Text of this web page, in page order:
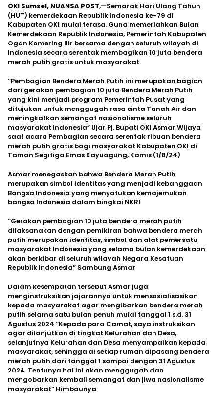
OKI Sumsel, NUANSA POST,—Semarak Hari Ulang Tahun
(HUT) kemerdekaan Republik Indonesia ke-79 di
Kabupaten OKI mulai terasa. Guna memeriahkan Bulan
Kemerdekaan Republik Indonesia, Pemerintah Kabupaten
Ogan Komering Ilir bersama dengan seluruh wilayah di
Indonesia secara serentak membagikan 10 juta bendera
merah putih gratis untuk masyarakat
“Pembagian Bendera Merah Putih ini merupakan bagian
dari gerakan pembagian 10 juta Bendera Merah Putih
yang kini menjadi program Pemerintah Pusat yang
ditujukan untuk menggugah rasa cinta Tanah Air dan
meningkatkan semangat nasionalisme seluruh
masyarakat Indonesia” Ujar Pj. Bupati OKI Asmar Wijaya
saat acara Pembagian secara serentak ribuan bendera
merah putih gratis bagi masyarakat Kabupaten OKI di
Taman Segitiga Emas Kayuagung, Kamis (1/8/24)
Asmar menegaskan bahwa Bendera Merah Putih
merupakan simbol identitas yang menjadi kebanggaan
Bangsa Indonesia yang menyatukan kemajemukan
bangsa Indonesia dalam bingkai NKRI
“Gerakan pembagian 10 juta bendera merah putih
dilaksanakan dengan pemikiran bahwa bendera merah
putih merupakan identitas, simbol dan alat pemersatu
masyarakat Indonesia yang selama bulan kemerdekaan
akan berkibar di seluruh wilayah Negara Kesatuan
Republik Indonesia” Sambung Asmar
Dalam kesempatan tersebut Asmar juga
menginstruksikan jajarannya untuk mensosialisasikan
kepada masyarakat agar mengibarkan bendera merah
putih selama satu bulan penuh mulai tanggal 1 s.d. 31
Agustus 2024 “Kepada para Camat, saya instruksikan
agar dilanjutkan di tingkat Kelurahan dan Desa,
selanjutnya Kelurahan dan Desa menyampaikan kepada
masyarakat, sehingga di setiap rumah dipasang bendera
merah putih dari tanggal 1 sampai dengan 31 Agustus
2024. Tentunya hal ini akan menggugah dan
mengobarkan kembali semangat dan jiwa nasionalisme
masyarakat” Himbaunya